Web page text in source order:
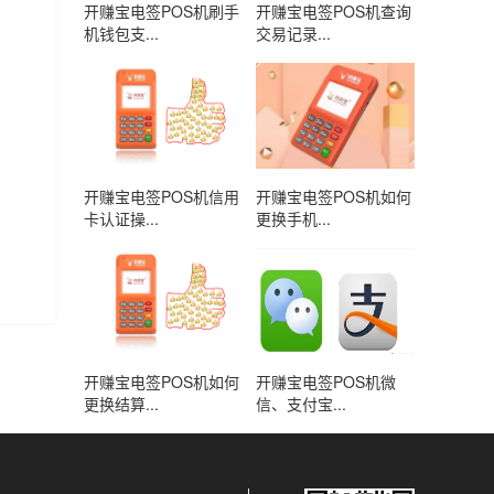
开赚宝电签POS机刷手
机钱包支...
开赚宝电签POS机查询
交易记录...
开赚宝电签POS机信用
卡认证操...
开赚宝电签POS机如何
更换手机...
开赚宝电签POS机如何
更换结算...
开赚宝电签POS机微
信、支付宝...